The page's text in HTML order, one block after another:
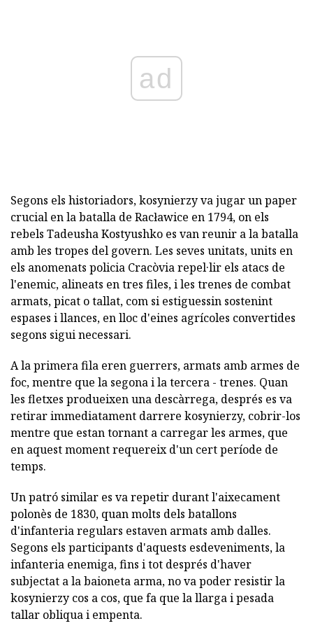
ad
Segons els historiadors, kosynierzy va jugar un paper
crucial en la batalla de Racławice en 1794, on els
rebels Tadeusha Kostyushko es van reunir a la batalla
amb les tropes del govern. Les seves unitats, units en
els anomenats policia Cracòvia repel·lir els atacs de
l'enemic, alineats en tres files, i les trenes de combat
armats, picat o tallat, com si estiguessin sostenint
espases i llances, en lloc d'eines agrícoles convertides
segons sigui necessari.
A la primera fila eren guerrers, armats amb armes de
foc, mentre que la segona i la tercera - trenes. Quan
les fletxes produeixen una descàrrega, després es va
retirar immediatament darrere kosynierzy, cobrir-los
mentre que estan tornant a carregar les armes, que
en aquest moment requereix d'un cert període de
temps.
Un patró similar es va repetir durant l'aixecament
polonès de 1830, quan molts dels batallons
d'infanteria regulars estaven armats amb dalles.
Segons els participants d'aquests esdeveniments, la
infanteria enemiga, fins i tot després d'haver
subjectat a la baioneta arma, no va poder resistir la
kosynierzy cos a cos, que fa que la llarga i pesada
tallar obliqua i empenta.